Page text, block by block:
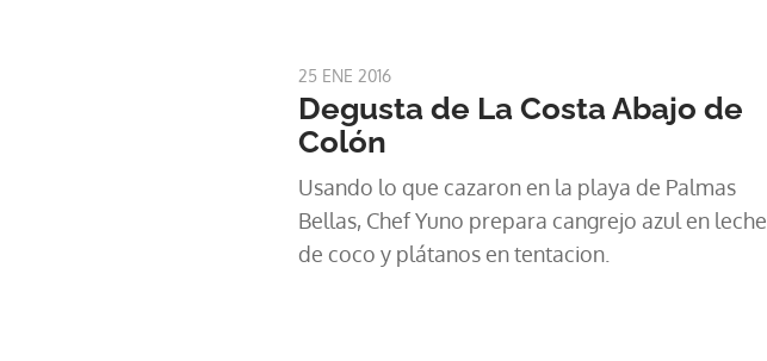
25 ENE 2016
Degusta de La Costa Abajo de
Colón
Usando lo que cazaron en la playa de Palmas
Bellas, Chef Yuno prepara cangrejo azul en leche
de coco y plátanos en tentacion.